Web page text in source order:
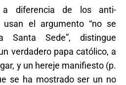
diferencia de los anti-
usan el argumento “no se
Sede”, distingue
verdadero papa católico, a
y un hereje manifiesto (p.
se ha mostrado ser un no